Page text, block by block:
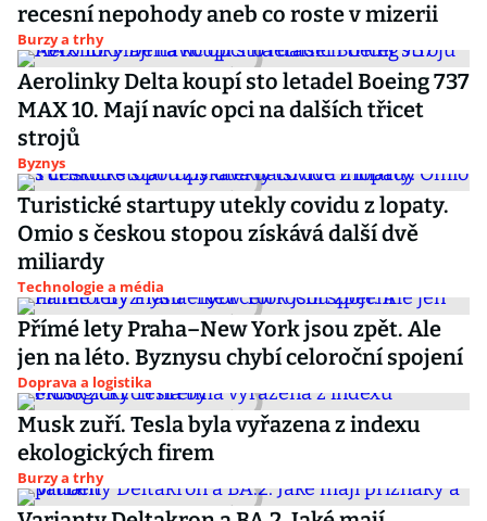
recesní nepohody aneb co roste v mizerii
Burzy a trhy
Aerolinky Delta koupí sto letadel Boeing 737
MAX 10. Mají navíc opci na dalších třicet
strojů
Byznys
Turistické startupy utekly covidu z lopaty.
Omio s českou stopou získává další dvě
miliardy
Technologie a média
Přímé lety Praha–New York jsou zpět. Ale
jen na léto. Byznysu chybí celoroční spojení
Doprava a logistika
Musk zuří. Tesla byla vyřazena z indexu
ekologických firem
Burzy a trhy